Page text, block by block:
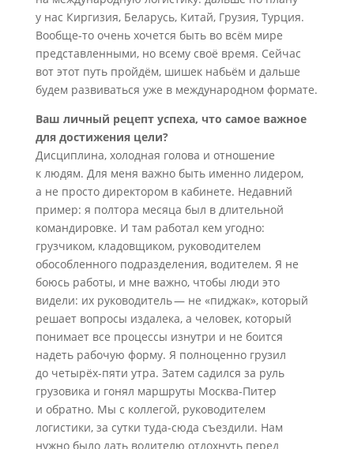
у нас Киргизия, Беларусь, Китай, Грузия, Турция.
Вообще-то очень хочется быть во всём мире
представленными, но всему своё время. Сейчас
вот этот путь пройдём, шишек набьём и дальше
будем развиваться уже в международном формате.
Ваш личный рецепт успеха, что самое важное
для достижения цели?
Дисциплина, холодная голова и отношение
к людям. Для меня важно быть именно лидером,
а не просто директором в кабинете. Недавний
пример: я полтора месяца был в длительной
командировке. И там работал кем угодно:
грузчиком, кладовщиком, руководителем
обособленного подразделения, водителем. Я не
боюсь работы, и мне важно, чтобы люди это
видели: их руководитель — не «пиджак», который
решает вопросы издалека, а человек, который
понимает все процессы изнутри и не боится
надеть рабочую форму. Я полноценно грузил
до четырёх-пяти утра. Затем садился за руль
грузовика и гонял маршруты Москва-Питер
и обратно. Мы с коллегой, руководителем
логистики, за сутки туда-сюда съездили. Нам
нужно было дать водителю отдохнуть перед